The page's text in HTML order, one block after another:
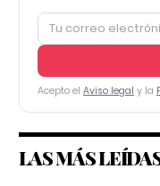
Acepto el Aviso legal y la
LAS MÁS